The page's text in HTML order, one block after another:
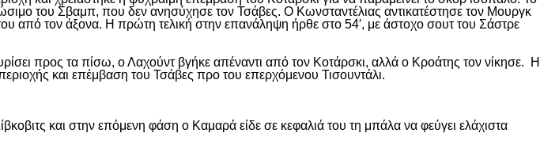
του Σβαμπ, που δεν ανησύχησε τον Τσάβες. Ο Κωνσταντέλιας αντικατέστησε τον Μουργκ
από τον άξονα. Η πρώτη τελική στην επανάληψη ήρθε στο 54′, με άστοχο σουτ του Σάστρε
προς τα πίσω, ο Λαχούντ βγήκε απέναντι από τον Κοτάρσκι, αλλά ο Κροάτης τον νίκησε. Η
και επέμβαση του Τσάβες προ του επερχόμενου Τισουντάλι.
και στην επόμενη φάση ο Καμαρά είδε σε κεφαλιά του τη μπάλα να φεύγει ελάχιστα